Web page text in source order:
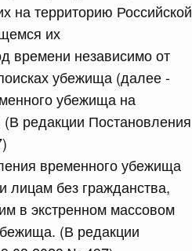
на территорию Российской
их
времени независимо от
убежища (далее -
убежища на
редакции Постановления
временного убежища
лицам без гражданства,
в экстренном массовом
(В редакции